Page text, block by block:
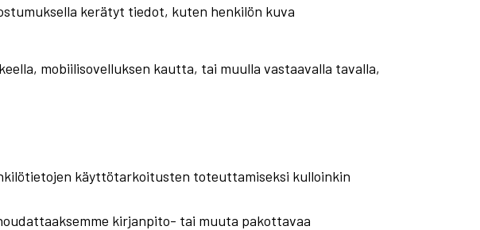
kerätyt tiedot, kuten henkilön kuva
mobiilisovelluksen kautta, tai muulla vastaavalla tavalla,
käyttötarkoitusten toteuttamiseksi kulloinkin
kirjanpito- tai muuta pakottavaa